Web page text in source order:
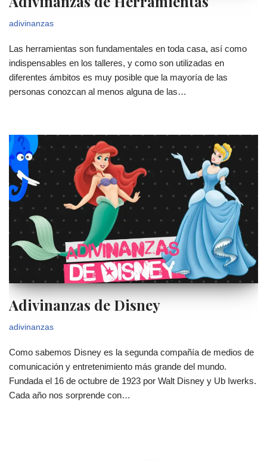
adivinanzas
Las herramientas son fundamentales en toda casa, así como
indispensables en los talleres, y como son utilizadas en
diferentes ámbitos es muy posible que la mayoría de las
personas conozcan al menos alguna de las…
Adivinanzas de Disney
adivinanzas
Como sabemos Disney es la segunda compañía de medios de
comunicación y entretenimiento más grande del mundo.
Fundada el 16 de octubre de 1923 por Walt Disney y Ub Iwerks.
Cada año nos sorprende con…